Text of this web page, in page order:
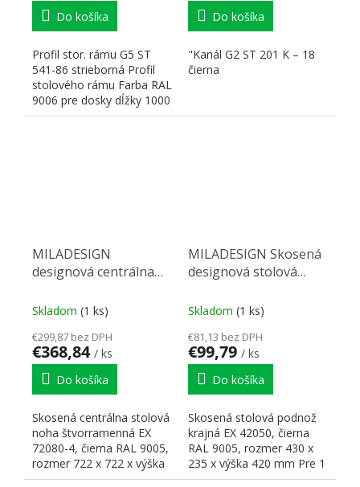
Do košíka
Profil stor. rámu G5 ST
541-86 strieborná Profil
stolového rámu Farba RAL
9006 pre dosky dĺžky 1000
mm Rozmery:...
Do košíka
"Kanál G2 ST 201 K – 18
čierna
MILADESIGN
designová centrálna
ramena EX 72080-4
Skladom (1 ks)
€299,87 bez DPH
€368,84 / ks
Do košíka
Skosená centrálna stolová
noha štvorramenná EX
72080-4, čierna RAL 9005,
rozmer 722 x 722 x výška
720 mm Pre stolovú...
MILADESIGN Skosená
designová stolová
42050 čierna 420 mm
Skladom (1 ks)
€81,13 bez DPH
€99,79 / ks
Do košíka
Skosená stolová podnož
krajná EX 42050, čierna
RAL 9005, rozmer 430 x
235 x výška 420 mm Pre 1
stôl je nutné objednať...